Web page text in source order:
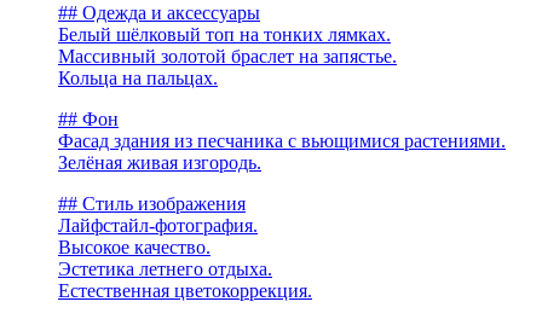
## Одежда и аксессуары
Белый шёлковый топ на тонких лямках.
Массивный золотой браслет на запястье.
Кольца на пальцах.
## Фон
Фасад здания из песчаника с вьющимися растениями.
Зелёная живая изгородь.
## Стиль изображения
Лайфстайл-фотография.
Высокое качество.
Эстетика летнего отдыха.
Естественная цветокоррекция.